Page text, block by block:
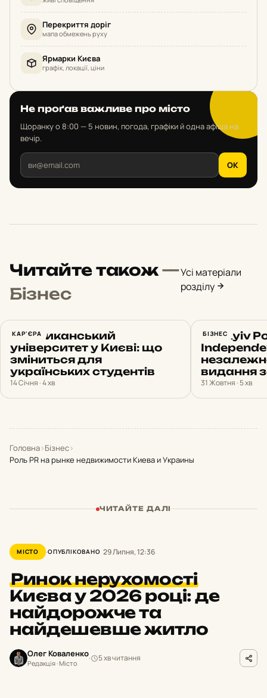
Перекриття доріг
мапа обмежень руху
Ярмарки Києва
графік, локації, ціни
Не проґав важливе про місто
Щоранку о 8:00 — 5 новин, погода, графіки й одна афіша на
вечір.
OK
Читайте також—
Бізнес
Усі матеріали
розділу
КАР'ЄРА
Американський
університет у Києві: що
зміниться для
українських студентів
14 Січня · 4 хв
БІЗНЕС
Від Kyiv
видання
31 Жовтня · 5 хв
Головна›Бізнес›
Роль PR на рынке недвижимости Киева и Украины
ЧИТАЙТЕ ДАЛІ
МІСТО ОПУБЛІКОВАНО 29 Липня, 12:36
Ринок нерухомості
Києва у 2026 році: де
найдорожче та
найдешевше житло
Олег Коваленко
Редакція · Місто
5 хв читання